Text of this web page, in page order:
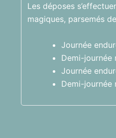
Les déposes
magiques, parsemés
Journée
Demi-journée
Journée
Demi-journée